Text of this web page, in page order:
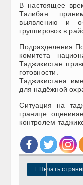
В настоящее
Талибан
выявлению и
группировок в
Подразделения
комитета
Таджикистан
готовности.
Таджикистана
для надёжной
Ситуация на
границе
контролем
 Печать